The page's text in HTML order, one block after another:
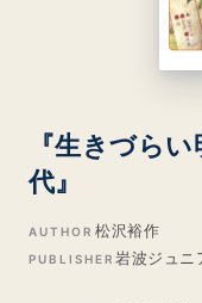
『生きづら
代』
AUTHOR 松沢裕作
PUBLISHER 岩波ジュニ